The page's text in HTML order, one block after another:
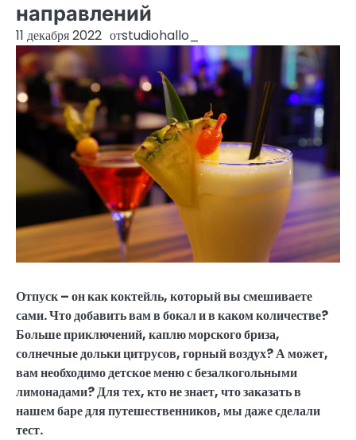
направлений
11 декабря 2022 отstudiohallo_
Отпуск – он как коктейль, который вы смешиваете
сами. Что добавить вам в бокал и в каком количестве?
Больше приключений, каплю морского бриза,
солнечные дольки цитрусов, горный воздух? А может,
вам необходимо детское меню с безалкогольными
лимонадами? Для тех, кто не знает, что заказать в
нашем баре для путешественников, мы даже сделали
тест.